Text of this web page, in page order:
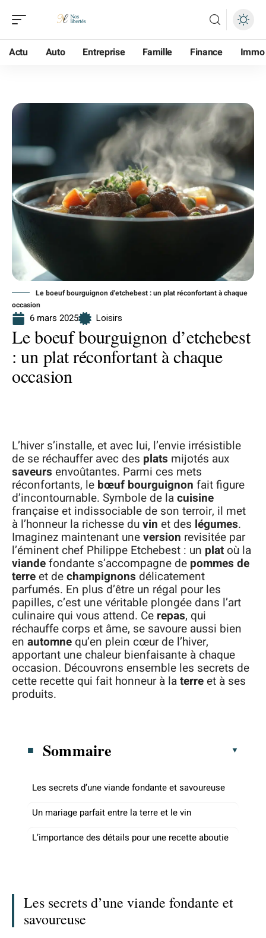
Actu Auto Entreprise Famille Finance Immo
Le boeuf bourguignon d'etchebest : un plat réconfortant à chaque
occasion
6 mars 2025 Loisirs
Le boeuf bourguignon d’etchebest
: un plat réconfortant à chaque
occasion
L’hiver s’installe, et avec lui, l’envie irrésistible
de se réchauffer avec des plats mijotés aux
saveurs envoûtantes. Parmi ces mets
réconfortants, le bœuf bourguignon fait figure
d’incontournable. Symbole de lacuisine
française et indissociable de son terroir, il met
à l’honneur la richesse duvin et des légumes.
Imaginez maintenant uneversion revisitée par
l’éminent chef Philippe Etchebest : un plat où la
viandefondante s’accompagne de pommes de
terreet dechampignons délicatement
parfumés. En plus d’être un régal pour les
papilles, c’est une véritable plongée dans l’art
culinaire qui vous attend. Ce repas, qui
réchauffe corps et âme, se savoure aussi bien
en automne qu’en plein cœur de l’hiver,
apportant une chaleur bienfaisante à chaque
occasion. Découvrons ensemble les secrets de
cette recette qui fait honneur à laterreet à ses
produits.
Sommaire
Les secrets d’une viande fondante et savoureuse
Un mariage parfait entre la terre et le vin
L’importance des détails pour une recette aboutie
Les secrets d’une viande fondante et
savoureuse